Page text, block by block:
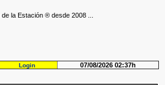
la Estación ® desde 2008 ...
Login 07/08/2026 02:37h